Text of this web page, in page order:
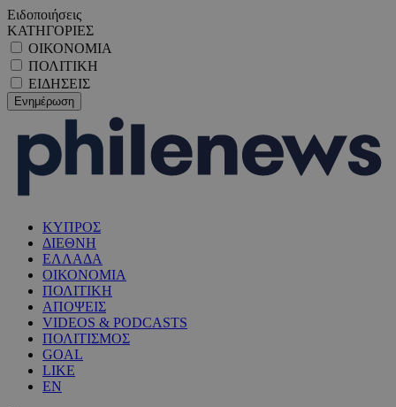
Ειδοποιήσεις
ΚΑΤΗΓΟΡΙΕΣ
ΟΙΚΟΝΟΜΙΑ
ΠΟΛΙΤΙΚΗ
ΕΙΔΗΣΕΙΣ
ΚΥΠΡΟΣ
ΔΙΕΘΝΗ
ΕΛΛΑΔΑ
ΟΙΚΟΝΟΜΙΑ
ΠΟΛΙΤΙΚΗ
ΑΠΟΨΕΙΣ
VIDEOS & PODCASTS
ΠΟΛΙΤΙΣΜΟΣ
GOAL
LIKE
EN